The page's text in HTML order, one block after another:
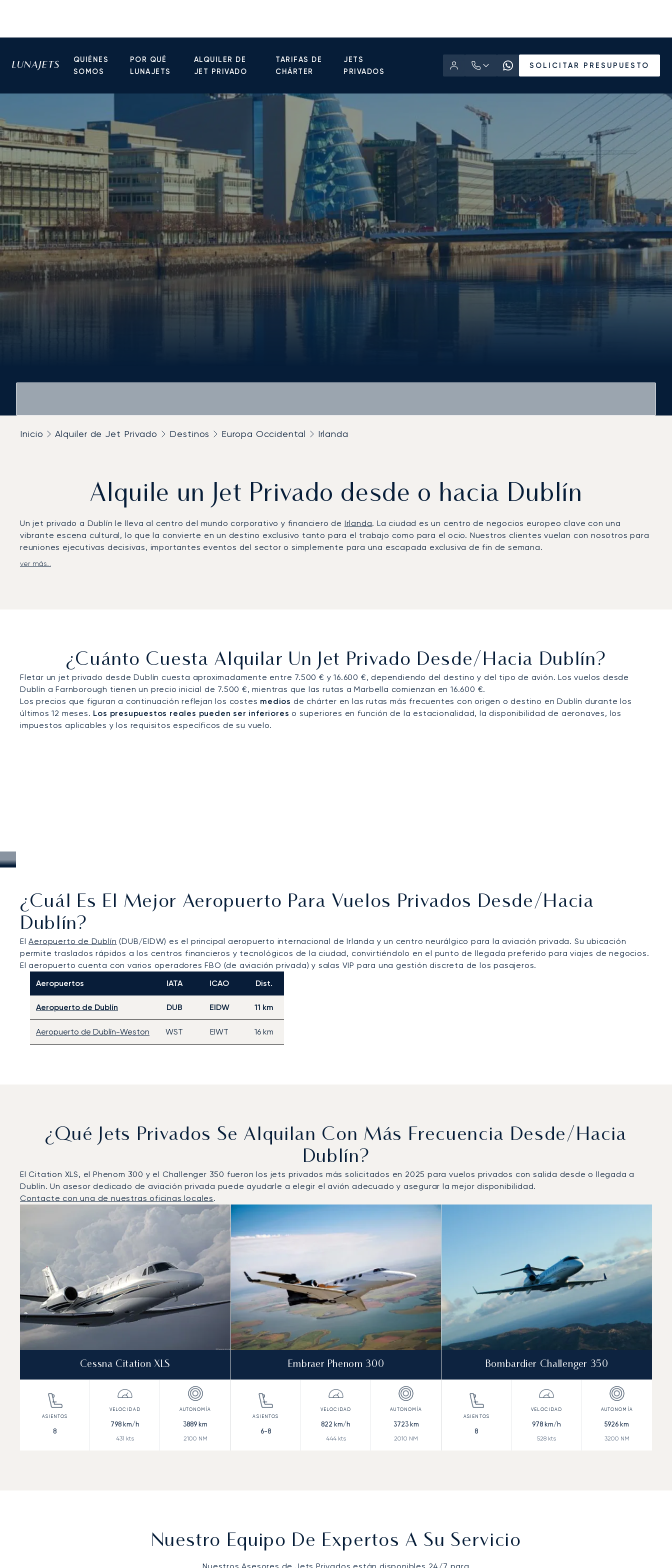
QUIÉNES
SOMOS
POR QUÉ
LUNAJETS
ALQUILER DE
JET PRIVADO
TARIFAS DE
CHÁRTER
JETS
PRIVADOS
SOLICITAR PRESUPUESTO
Inicio Alquiler de Jet Privado Destinos Europa Occidental Irlanda
Alquile un Jet Privado desde o hacia Dublín
Un jet privado a Dublín le lleva al centro del mundo corporativo y financiero de Irlanda. La ciudad es un centro de negocios europeo clave con una
vibrante escena cultural, lo que la convierte en un destino exclusivo tanto para el trabajo como para el ocio. Nuestros clientes vuelan con nosotros para
reuniones ejecutivas decisivas, importantes eventos del sector o simplemente para una escapada exclusiva de fin de semana.
Para garantizar un servicio verdaderamente personal, a cada cliente se le asigna un asesor de aviación privada exclusivo que gestiona el viaje en
ver más...
¿Cuánto Cuesta Alquilar Un Jet Privado Desde/hacia Dublín?
Fletar un jet privado desde Dublín cuesta aproximadamente entre 7.500 € y 16.600 €, dependiendo del destino y del tipo de avión. Los vuelos desde
Dublín a Farnborough tienen un precio inicial de 7.500 €, mientras que las rutas a Marbella comienzan en 16.600 €.
Los precios que figuran a continuación reflejan los costes medios de chárter en las rutas más frecuentes con origen o destino en Dublín durante los
últimos 12 meses. Los presupuestos reales pueden ser inferiores o superiores en función de la estacionalidad, la disponibilidad de aeronaves, los
impuestos aplicables y los requisitos específicos de su vuelo.
¿Cuál Es El Mejor Aeropuerto Para Vuelos Privados Desde/hacia
Dublín?
ElAeropuerto de Dublín (DUB/EIDW) es el principal aeropuerto internacional de Irlanda y un centro neurálgico para la aviación privada. Su ubicación
permite traslados rápidos a los centros financieros y tecnológicos de la ciudad, convirtiéndolo en el punto de llegada preferido para viajes de negocios.
El aeropuerto cuenta con varios operadores FBO (de aviación privada) y salas VIP para una gestión discreta de los pasajeros.
Aeropuertos
IATA ICAO Dist.
Aeropuerto de Dublín DUB EIDW 11 km
Aeropuerto de Dublín-Weston WST EIWT 16 km
¿Qué Jets Privados Se Alquilan Con Más Frecuencia Desde/hacia
Dublín?
El Citation XLS, el Phenom 300 y el Challenger 350 fueron los jets privados más solicitados en 2025 para vuelos privados con salida desde o llegada a
Dublín. Un asesor dedicado de aviación privada puede ayudarle a elegir el avión adecuado y asegurar la mejor disponibilidad.
Contacte con una de nuestras oficinas locales.
Dublín : Los 3 modelos de aeronave más operados por número de movimientos de vuelo en 2025
Modelo de aeronave
Asientos
Velocidad (km/h)
Velocidad (nudos)
Autonomía (km)
Cessna Citation XLS
8
798km/h
431 kts
3889 km
2100 NM
Embraer Phenom 300
6-8
822 km/h
444kts
3723km
2010 NM
Bombardier Challenger 350
8
978 km/h
528 kts
5926 km
3200 NM
Nuestro Equipo De Expertos A Su Servicio